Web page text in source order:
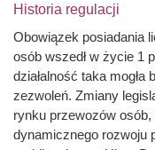
Historia regulacji
Obowiązek posiadania
osób wszedł w życie 1
działalność taka
zezwoleń. Zmiany
rynku przewozów
dynamicznego rozwoju